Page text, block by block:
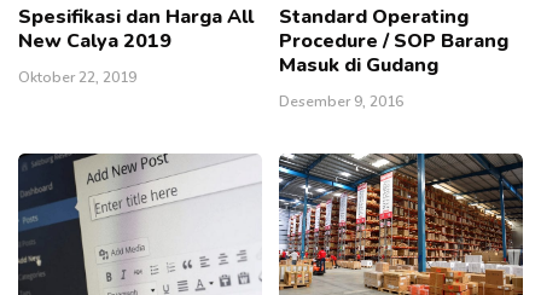
Spesifikasi dan Harga All
New Calya 2019
Oktober 22, 2019
Standard Operating
Procedure / SOP Barang
Masuk di Gudang
Desember 9, 2016